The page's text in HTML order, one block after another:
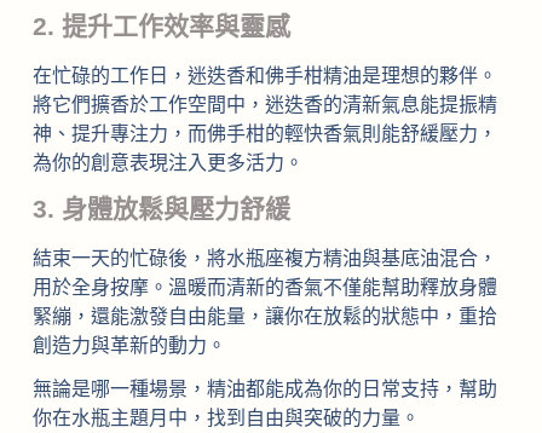
2. 提升工作效率與靈感
在忙碌的工作日，迷迭香和佛手柑精油是理想的夥伴。
將它們擴香於工作空間中，迷迭香的清新氣息能提振精
神、提升專注力，而佛手柑的輕快香氣則能舒緩壓力，
為你的創意表現注入更多活力。
3. 身體放鬆與壓力舒緩
結束一天的忙碌後，將水瓶座複方精油與基底油混合，
用於全身按摩。溫暖而清新的香氣不僅能幫助釋放身體
緊繃，還能激發自由能量，讓你在放鬆的狀態中，重拾
創造力與革新的動力。
無論是哪一種場景，精油都能成為你的日常支持，幫助
你在水瓶主題月中，找到自由與突破的力量。